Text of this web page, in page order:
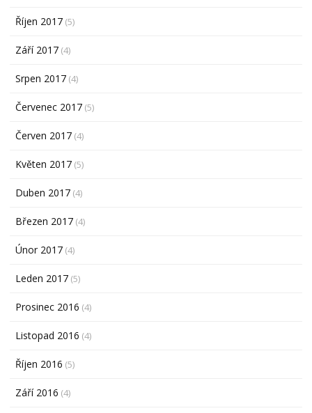
Říjen 2017 (5)
Září 2017 (4)
Srpen 2017 (4)
Červenec 2017 (5)
Červen 2017 (4)
Květen 2017 (5)
Duben 2017 (4)
Březen 2017 (4)
Únor 2017 (4)
Leden 2017 (5)
Prosinec 2016 (4)
Listopad 2016 (4)
Říjen 2016 (5)
Září 2016 (4)